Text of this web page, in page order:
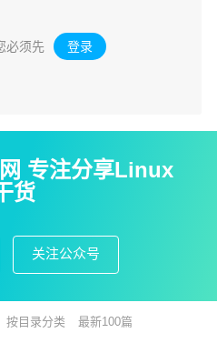
必须先 登录 。
专注分享Linux
货
关注公众号
按目录分类 最新100篇